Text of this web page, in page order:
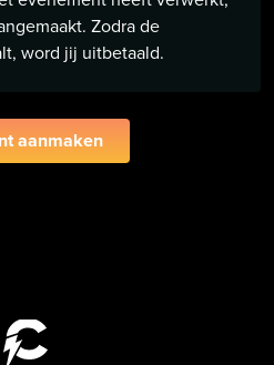
Zodra de
word jij uitbetaald.
aanmaken